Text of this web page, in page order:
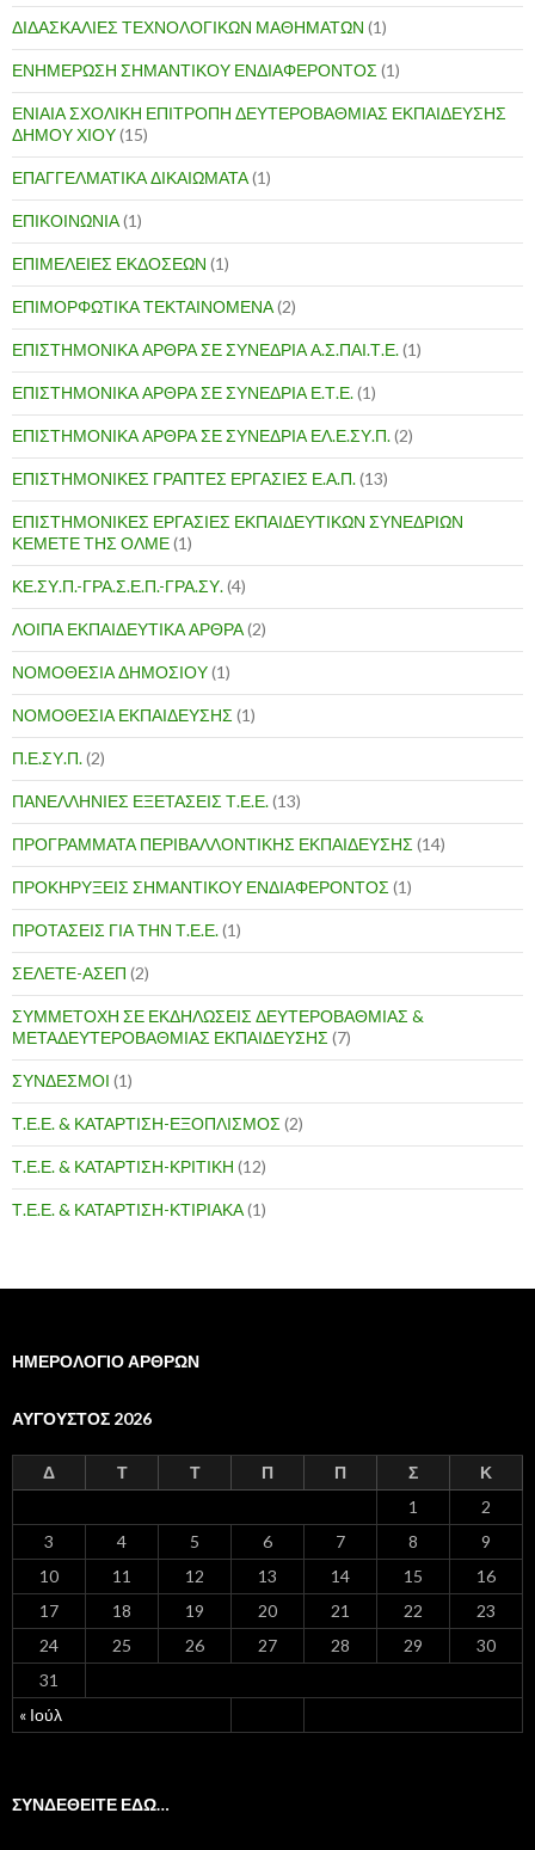
ΔΙΔΑΣΚΑΛΙΕΣ ΤΕΧΝΟΛΟΓΙΚΩΝ ΜΑΘΗΜΑΤΩΝ (1)
ΕΝΗΜΕΡΩΣΗ ΣΗΜΑΝΤΙΚΟΥ ΕΝΔΙΑΦΕΡΟΝΤΟΣ (1)
ΕΝΙΑΙΑ ΣΧΟΛΙΚΗ ΕΠΙΤΡΟΠΗ ΔΕΥΤΕΡΟΒΑΘΜΙΑΣ ΕΚΠΑΙΔΕΥΣΗΣ
ΔΗΜΟΥ ΧΙΟΥ(15)
ΕΠΑΓΓΕΛΜΑΤΙΚΑ ΔΙΚΑΙΩΜΑΤΑ(1)
ΕΠΙΚΟΙΝΩΝΙΑ(1)
ΕΠΙΜΕΛΕΙΕΣ ΕΚΔΟΣΕΩΝ (1)
ΕΠΙΜΟΡΦΩΤΙΚΑ ΤΕΚΤΑΙΝΟΜΕΝΑ(2)
ΕΠΙΣΤΗΜΟΝΙΚΑ ΑΡΘΡΑ ΣΕ ΣΥΝΕΔΡΙΑ Α.Σ.ΠΑΙ.Τ.Ε.(1)
ΕΠΙΣΤΗΜΟΝΙΚΑ ΑΡΘΡΑ ΣΕ ΣΥΝΕΔΡΙΑ Ε.Τ.Ε.(1)
ΕΠΙΣΤΗΜΟΝΙΚΑ ΑΡΘΡΑ ΣΕ ΣΥΝΕΔΡΙΑ ΕΛ.Ε.ΣΥ.Π.(2)
ΕΠΙΣΤΗΜΟΝΙΚΕΣ ΓΡΑΠΤΕΣ ΕΡΓΑΣΙΕΣ Ε.Α.Π.(13)
ΕΠΙΣΤΗΜΟΝΙΚΕΣ ΕΡΓΑΣΙΕΣ ΕΚΠΑΙΔΕΥΤΙΚΩΝ ΣΥΝΕΔΡΙΩΝ
ΚΕΜΕΤΕ ΤΗΣ ΟΛΜΕ(1)
ΚΕ.ΣΥ.Π.-ΓΡΑ.Σ.Ε.Π.-ΓΡΑ.ΣΥ.(4)
ΛΟΙΠΑ ΕΚΠΑΙΔΕΥΤΙΚΑ ΑΡΘΡΑ(2)
ΝΟΜΟΘΕΣΙΑ ΔΗΜΟΣΙΟΥ(1)
ΝΟΜΟΘΕΣΙΑ ΕΚΠΑΙΔΕΥΣΗΣ (1)
Π.Ε.ΣΥ.Π.(2)
ΠΑΝΕΛΛΗΝΙΕΣ ΕΞΕΤΑΣΕΙΣ Τ.Ε.Ε.(13)
ΠΡΟΓΡΑΜΜΑΤΑ ΠΕΡΙΒΑΛΛΟΝΤΙΚΗΣ ΕΚΠΑΙΔΕΥΣΗΣ (14)
ΠΡΟΚΗΡΥΞΕΙΣ ΣΗΜΑΝΤΙΚΟΥ ΕΝΔΙΑΦΕΡΟΝΤΟΣ (1)
ΠΡΟΤΑΣΕΙΣ ΓΙΑ ΤΗΝ Τ.Ε.Ε.(1)
ΣΕΛΕΤΕ-ΑΣΕΠ (2)
ΣΥΜΜΕΤΟΧΗ ΣΕ ΕΚΔΗΛΩΣΕΙΣ ΔΕΥΤΕΡΟΒΑΘΜΙΑΣ &
ΜΕΤΑΔΕΥΤΕΡΟΒΑΘΜΙΑΣ ΕΚΠΑΙΔΕΥΣΗΣ (7)
ΣΥΝΔΕΣΜΟΙ (1)
Τ.Ε.Ε. & ΚΑΤΑΡΤΙΣΗ-ΕΞΟΠΛΙΣΜΟΣ (2)
Τ.Ε.Ε. & ΚΑΤΑΡΤΙΣΗ-ΚΡΙΤΙΚΗ (12)
Τ.Ε.Ε. & ΚΑΤΑΡΤΙΣΗ-ΚΤΙΡΙΑΚΑ(1)
ΗΜΕΡΟΛΟΓΙΟ ΑΡΘΡΩΝ
ΑΎΓΟΥΣΤΟΣ 2026
Δ Τ Τ Π Π Σ Κ
« Ιούλ
1
2
3
4 5 6 7 8
9
10
11 12 13 14 15
16
17
18 19 20 21 22
23
24
25 26 27 28 29
30
31
ΣΥΝΔΕΘΕΙΤΕ ΕΔΩ…